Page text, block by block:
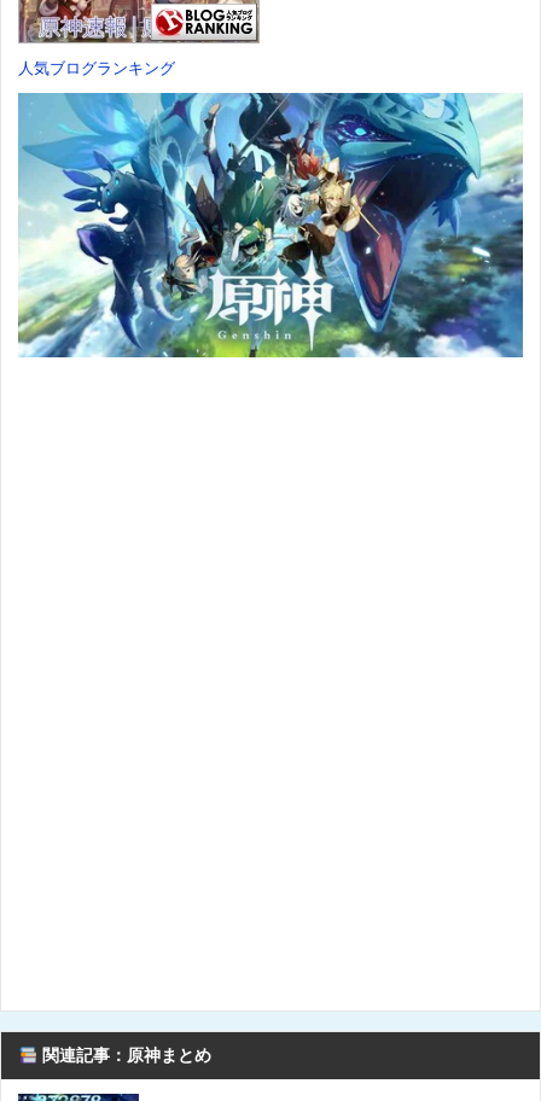
価格：¥7,182
人気ブログランキング
関連記事：原神まとめ